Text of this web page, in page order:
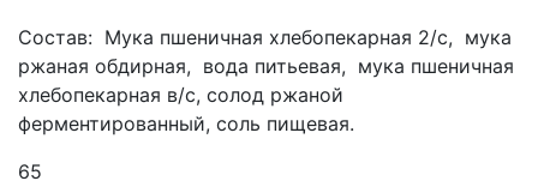
Состав: Мука пшеничная хлебопекарная 2/с, мука
ржаная обдирная, вода питьевая, мука пшеничная
хлебопекарная в/с, солод ржаной
ферментированный, соль пищевая.
65